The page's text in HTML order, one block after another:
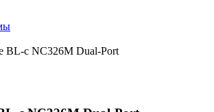
BL-c NC326M Dual-Port